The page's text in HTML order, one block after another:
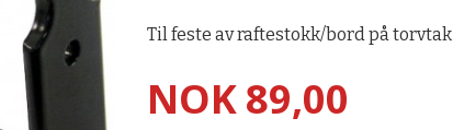
Til feste av raftestokk/bord på torvtak
Pris
NOK89,00